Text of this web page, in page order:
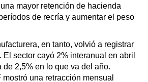
mayor retención de hacienda
de recría y aumentar el peso
en tanto, volvió a registrar
El sector cayó 2% interanual en abril
de 2,5% en lo que va del año.
una retracción mensual